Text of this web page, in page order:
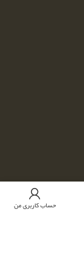
حساب کاربری من